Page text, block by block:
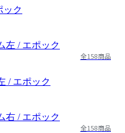
ック
全158商品
/ エポック
全158商品